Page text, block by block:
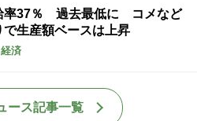
率37％ 過去最低に コメなど
で生産額ベースは上昇
経済
ース記事一覧